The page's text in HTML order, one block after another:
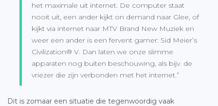
het maximale uit internet. De computer staat
nooit uit, een ander kijkt on demand naar Glee, of
kijkt via internet naar MTV Brand New Muziek en
weer een ander is een fervent gamer: Sid Meier’s
Civilization® V. Dan laten we onze slimme
apparaten nog buiten beschouwing, als bijv. de
vriezer die zijn verbonden met het internet.”
Dit is zomaar een situatie die tegenwoordig vaak